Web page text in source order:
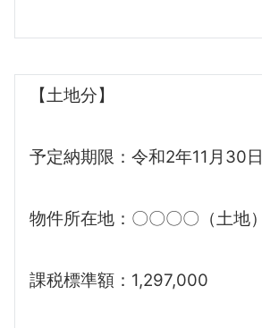
【土地分】
予定納期限：令和2年11月30日
物件所在地：〇〇〇〇（土地）
課税標準額：1,297,000